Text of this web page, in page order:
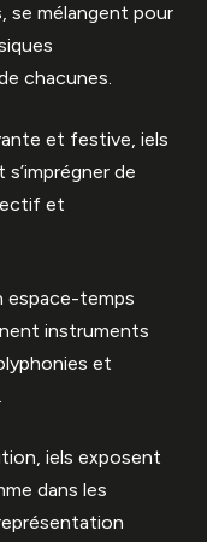
se mélangent pour
chacunes.
et festive, iels
de
et
espace-temps
instruments
et
iels exposent
dans les